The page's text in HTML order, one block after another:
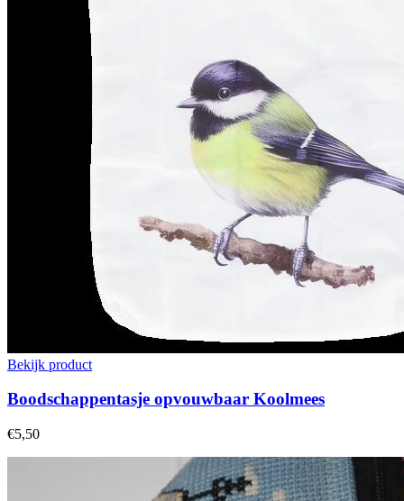
Bekijk product
Boodschappentasje opvouwbaar Koolmees
€5,50